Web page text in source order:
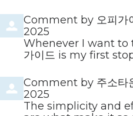
Comment by 오피가
2025
Whenever I want to
가이드 is my first
Comment by 주소타
2025
The simplicity and